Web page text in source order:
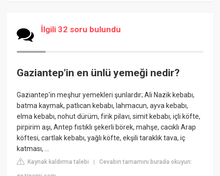
İlgili 32 soru bulundu
Gaziantep'in en ünlü yemeği nedir?
Gaziantep'in meşhur yemekleri şunlardır; Ali Nazik kebabı,
batma kaymak, patlıcan kebabı, lahmacun, ayva kebabı,
elma kebabı, nohut dürüm, firik pilavı, simit kebabı, içli köfte,
pirpirim aşı, Antep fıstıklı şekerli börek, mahşe, cacıklı Arap
köftesi, cartlak kebabı, yağlı köfte, ekşili taraklık tava, iç
katması, ...
Kaynak kaldırma talebi |Cevabın tamamını burada okuyun: